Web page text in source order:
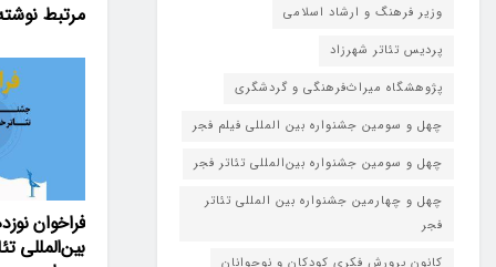
مرتبط
فراخوان
بین‌المللی
وزیر فرهنگ و ارشاد اسلامی
پردیس تئاتر شهرزاد
پژوهشگاه میراث‌فرهنگی و گردشگری
چهل و سومین جشنواره بین المللی فیلم فجر
چهل و سومین جشنواره بین‌المللی تئاتر فجر
چهل و چهارمین جشنواره بین المللی تئاتر
فجر
کانون پرورش فکری کودکان و نوجوانان